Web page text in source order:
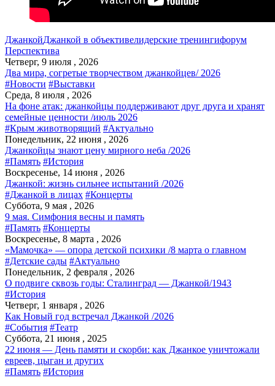
ДжанкойДжанкой в объективелидерские тренингифорум
Перспектива
Четверг, 9 июля , 2026
Два мира, согретые творчеством джанкойцев/ 2026
#Новости #Выставки
Среда, 8 июля , 2026
На фоне атак: джанкойцы поддерживают друг друга и хранят
семейные ценности /июль 2026
#Крым животворящий #Актуально
Понедельник, 22 июня , 2026
Джанкойцы знают цену мирного неба /2026
#Память #История
Воскресенье, 14 июня , 2026
Джанкой: жизнь сильнее испытаний /2026
#Джанкой в лицах #Концерты
Суббота, 9 мая , 2026
9 мая. Симфония весны и память
#Память #Концерты
Воскресенье, 8 марта , 2026
«Мамочка» — опора детской психики /8 марта о главном
#Детские сады #Актуально
Понедельник, 2 февраля , 2026
О подвиге сквозь годы: Сталинград — Джанкой/1943
#История
Четверг, 1 января , 2026
Как Новый год встречал Джанкой /2026
#События #Театр
Суббота, 21 июня , 2025
22 июня — День памяти и скорби: как Джанкое уничтожали
евреев, цыган и других
#Память #История